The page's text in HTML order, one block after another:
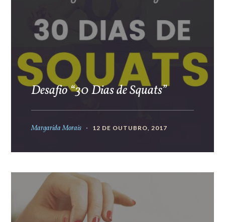
Desafio “30 Dias de Squats”
Margarida Morais 12 DE OUTUBRO, 2017